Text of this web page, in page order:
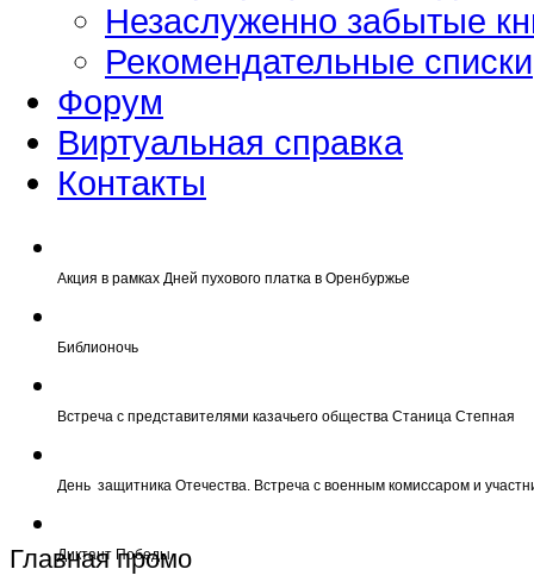
Незаслуженно забытые
Рекомендательные списки
Форум
Виртуальная справка
Контакты
Акция в рамках Дней пухового платка в Оренбуржье
Библионочь
Встреча с представителями казачьего общества Станица Степная
День защитника Отечества. Встреча с военным комиссаром и
Диктант Победы
Главная промо